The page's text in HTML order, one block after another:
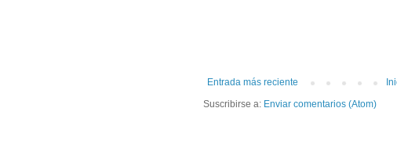
Entrada más reciente
Suscribirse a: Enviar comentarios (Atom)